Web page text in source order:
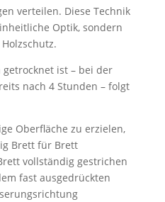
verteilen. Diese Technik
Optik, sondern
ist – bei der
nach 4 Stunden – folgt
Oberfläche zu erzielen,
Brett für Brett
vollständig gestrichen
fast ausgedrückten